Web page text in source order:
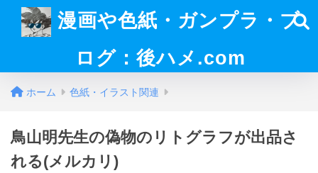
漫画や色紙・ガンプラ・ブ
ログ：後ハメ.com
ホーム 色紙・イラスト関連
鳥山明先生の偽物のリトグラフが出品さ
れる(メルカリ)